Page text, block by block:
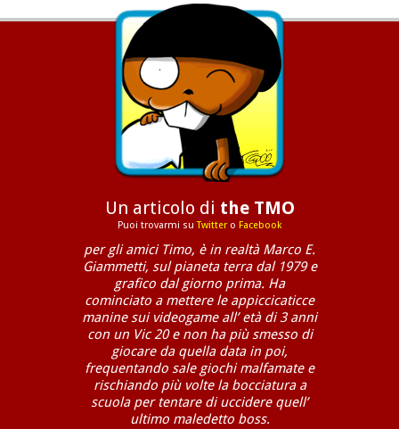
Un articolo di the TMO
Puoi trovarmi suTwittero Facebook
per gli amici Timo, è in realtà Marco E.
Giammetti, sul pianeta terra dal 1979 e
grafico dal giorno prima. Ha
cominciato a mettere le appiccicaticce
manine sui videogame all’ età di 3 anni
con un Vic 20 e non ha più smesso di
giocare da quella data in poi,
frequentando sale giochi malfamate e
rischiando più volte la bocciatura a
scuola per tentare di uccidere quell’
ultimo maledetto boss.